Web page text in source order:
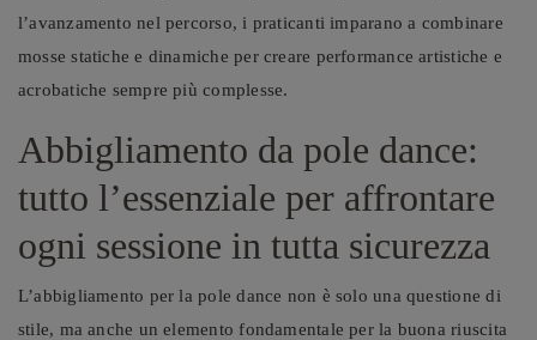
l’avanzamento nel percorso, i praticanti imparano a combinare
mosse statiche e dinamiche per creare performance artistiche e
acrobatiche sempre più complesse.
Abbigliamento da pole dance:
tutto l’essenziale per affrontare
ogni sessione in tutta sicurezza
L’abbigliamento per la pole dance non è solo una questione di
stile, ma anche un elemento fondamentale per la buona riuscita